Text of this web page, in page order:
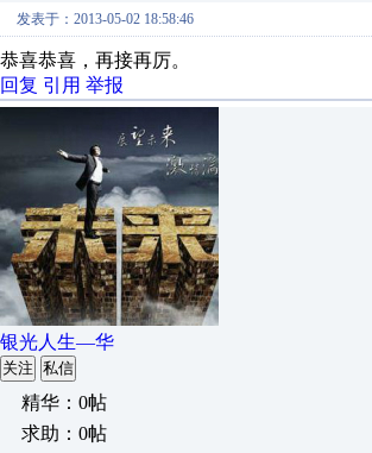
发表于：2013-05-02 18:58:46
恭喜恭喜，再接再厉。
回复 引用 举报
银光人生—华
关注 私信
精华：0帖
求助：0帖